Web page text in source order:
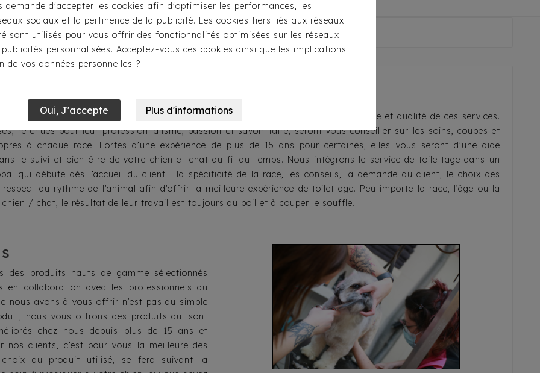
Accueil Toilettage
A propos de nous...
20 ans d’expérience, La Maison Toutou® est une référence dans l’expertise - confiance et qualité de ces services.
retenues pour leur professionnalisme, passion et savoir-faire, seront vous conseiller sur les soins, coupes et
à chaque race. Fortes d’une expérience de plus de 15 ans pour certaines, elles vous seront d’une aide
le suivi et bien-être de votre chien et chat au fil du temps. Nous intégrons le service de toilettage dans un
qui débute dès l’accueil du client : la spécificité de la race, les conseils, la demande du client, le choix des
du rythme de l’animal afin d’offrir la meilleure expérience de toilettage. Peu importe la race, l’âge ou la
/ chat, le résultat de leur travail est toujours au poil et à couper le souffle.
des produits hauts de gamme sélectionnés
en collaboration avec les professionnels du
nous avons à vous offrir n’est pas du simple
nous vous offrons des produits qui sont
chez nous depuis plus de 15 ans et
nos clients, c’est pour vous la meilleure des
du produit utilisé, se fera suivant la
demande d'accepter les cookies afin d'optimiser les performances, les
sociaux et la pertinence de la publicité. Les cookies tiers liés aux réseaux
sont utilisés pour vous offrir des fonctionnalités optimisées sur les réseaux
personnalisées. Acceptez-vous ces cookies ainsi que les implications
de vos données personnelles ?